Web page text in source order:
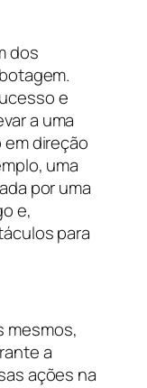
dos
e
a uma
em direção
uma
por uma
e,
para
mesmos,
a
ações na